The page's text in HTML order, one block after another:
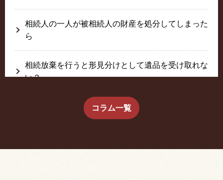
相続人の一人が被相続人の財産を処分してしまった
ら
相続放棄を行うと形見分けとして遺品を受け取れな
い？
生前に相続放棄すると約束した念書は有効か？
コラム一覧